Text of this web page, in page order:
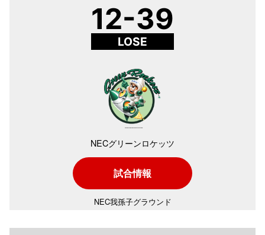
12-39
LOSE
NECグリーンロケッツ
試合情報
NEC我孫子グラウンド